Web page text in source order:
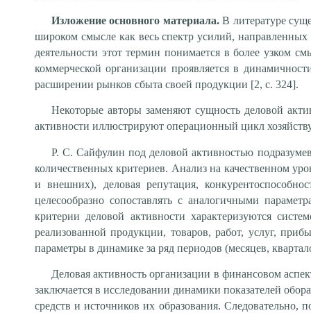
Изложение основного материала. В литературе
широком смысле как весь спектр усилий,
деятельности этот термин понимается в более узком
коммерческой организации проявляется в
расширении рынков сбыта своей продукции [2, с. 324].
Некоторые авторы заменяют сущность деловой
активности иллюстрируют операционный цикл
Р. С. Сайфулин под деловой активностью
количественных критериев. Анализ на качественном
и внешних), деловая репутация,
целесообразно сопоставлять с аналогичными
критерии деловой активности характеризуются
реализованной продукции, товаров, работ, услуг,
параметры в динамике за ряд периодов (месяцев,
Деловая активность организации в финансовом
заключается в исследовании динамики показателей
средств и источников их образования. Следовательно,